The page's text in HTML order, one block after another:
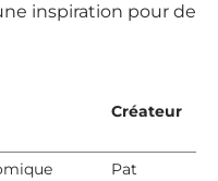
inspiration pour de
Créateur
Pat